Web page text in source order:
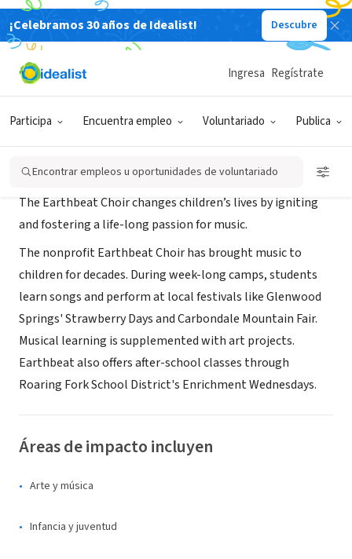
¡Celebramos 30 años de Idealist! Descubre
Participa Encuentra empleo Voluntariado Publica
Ingresa Regístrate
Encontrar empleos u oportunidades de voluntariado
ORGANIZACIÓN SIN FIN DE LUCRO
Earthbeat Choir
The Earthbeat Choir changes children’s lives by igniting
and fostering a life-long passion for music.
The nonprofit Earthbeat Choir has brought music to
children for decades. During week-long camps, students
learn songs and perform at local festivals like Glenwood
Springs' Strawberry Days and Carbondale Mountain Fair.
Musical learning is supplemented with art projects.
Earthbeat also offers after-school classes through
Roaring Fork School District's Enrichment Wednesdays.
Áreas de impacto incluyen
Arte y música
Infancia y juventud